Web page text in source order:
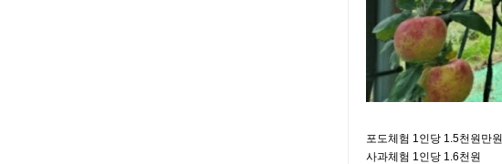
포도체험 1인당 1.5천원만원
사과체험 1인당 1.6천원